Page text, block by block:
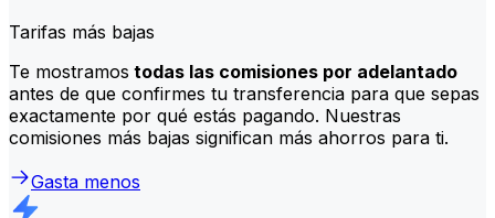
Tarifas más bajas
Te mostramos todas las comisiones por adelantado
antes de que confirmes tu transferencia para que sepas
exactamente por qué estás pagando. Nuestras
comisiones más bajas significan más ahorros para ti.
Gasta menos